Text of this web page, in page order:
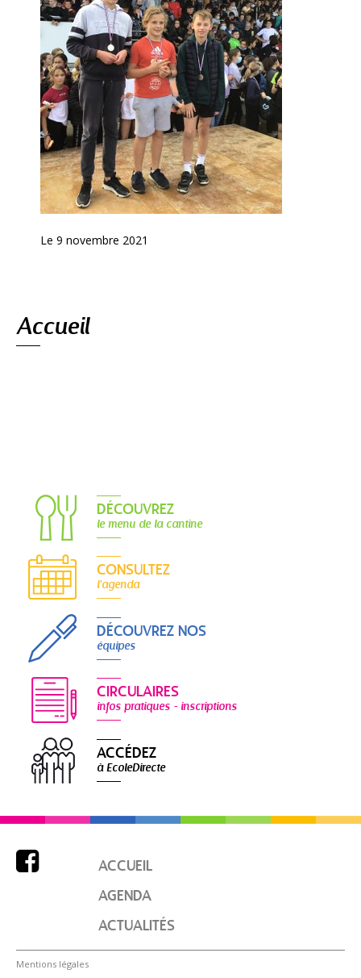
Le 9 novembre 2021
Accueil
DÉCOUVREZ
le menu de la cantine
CONSULTEZ
l'agenda
DÉCOUVREZ NOS
équipes
CIRCULAIRES
infos pratiques - inscriptions
ACCÉDEZ
à EcoleDirecte

ACCUEIL
AGENDA
ACTUALITÉS
Mentions légales